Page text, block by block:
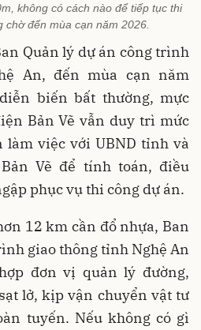
không có cách nào để tiếp tục thi
chờ đến mùa cạn năm 2026.
Quản lý dự án công trình
An, đến mùa cạn năm
biến bất thường, mực
Bản Vẽ vẫn duy trì mức
làm việc với UBND tỉnh và
Vẽ để tính toán, điều
phục vụ thi công dự án.
12 km cần đổ nhựa, Ban
giao thông tỉnh Nghệ An
đơn vị quản lý đường,
lở, kịp vận chuyển vật tư
tuyến. Nếu không có gì